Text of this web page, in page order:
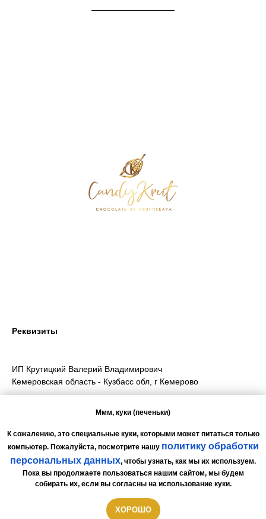
Ммм, куки (печеньки)
К сожалению, это специальные куки, которыми может питаться только
компьютер. Пожалуйста, посмотрите нашу политику обработки
персональных данных, чтобы узнать, как мы их используем.
Пока вы продолжаете пользоваться нашим сайтом, мы будем
собирать их, если вы согласны на использование куки.
ХОРОШО
Реквизиты
ИП Крутицкий Валерий Владимирович
Кемеровская область - Кузбасс обл, г Кемерово
Оператор ПДн | Подробнее об обработке данных вПолитика
персональных данных.
Договор-оферта.